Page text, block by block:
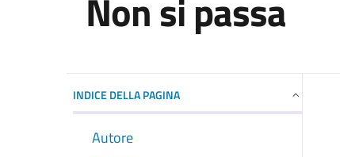
Non si passa
INDICE DELLA PAGINA
Autore